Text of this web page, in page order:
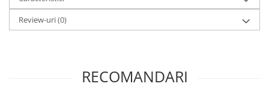
Review-uri(0)
RECOMANDARI